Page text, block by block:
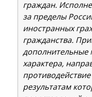
граждан.
за пределы
иностранных
гражданства.
дополнительные
характера,
результатам